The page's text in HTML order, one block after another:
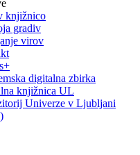
knjižnico
gradiv
virov
digitalna zbirka
knjižnica UL
Univerze v Ljubljani